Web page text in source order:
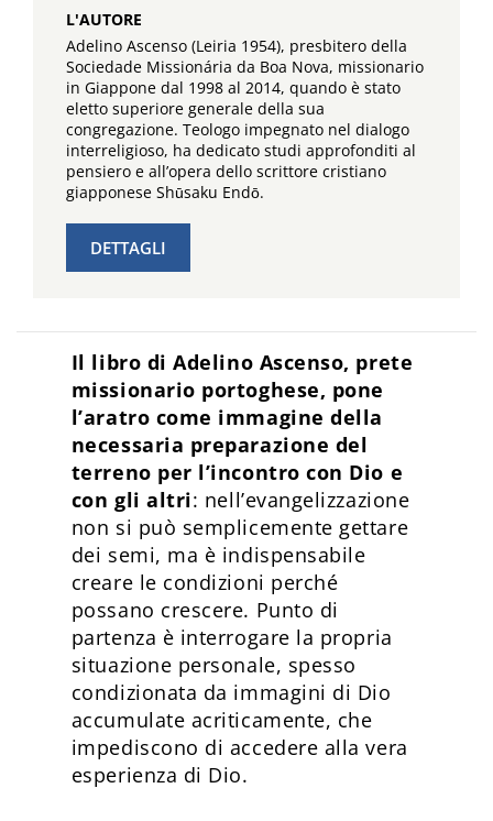
L'AUTORE
Adelino Ascenso (Leiria 1954), presbitero della
Sociedade Missionária da Boa Nova, missionario
in Giappone dal 1998 al 2014, quando è stato
eletto superiore generale della sua
congregazione. Teologo impegnato nel dialogo
interreligioso, ha dedicato studi approfonditi al
pensiero e all’opera dello scrittore cristiano
giapponese Shūsaku Endō.
DETTAGLI
Il libro di Adelino Ascenso, prete
missionario portoghese, pone
l’aratro come immagine della
necessaria preparazione del
terreno per l’incontro con Dio e
con gli altri: nell’evangelizzazione
non si può semplicemente gettare
dei semi, ma è indispensabile
creare le condizioni perché
possano crescere. Punto di
partenza è interrogare la propria
situazione personale, spesso
condizionata da immagini di Dio
accumulate acriticamente, che
impediscono di accedere alla vera
esperienza di Dio.